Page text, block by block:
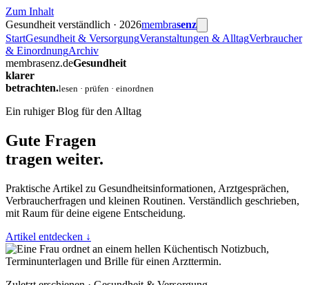
Zum Inhalt
Gesundheit verständlich · 2026membrasenz
StartGesundheit & VersorgungVeranstaltungen & AlltagVerbraucher
& EinordnungArchiv
membrasenz.deGesundheit
klarer
betrachten.lesen · prüfen · einordnen
Ein ruhiger Blog für den Alltag
Gute Fragen
tragen weiter.
Praktische Artikel zu Gesundheitsinformationen, Arztgesprächen,
Verbraucherfragen und kleinen Routinen. Verständlich geschrieben,
mit Raum für deine eigene Entscheidung.
Artikel entdecken ↓